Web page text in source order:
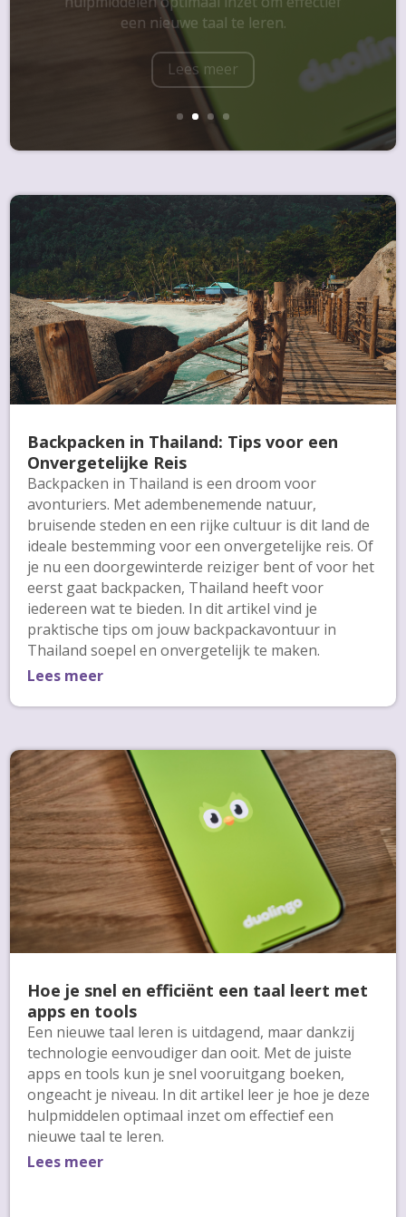
Lees meer
Backpacken in Thailand: Tips voor een
Onvergetelijke Reis
Backpacken in Thailand is een droom voor
avonturiers. Met adembenemende natuur,
bruisende steden en een rijke cultuur is dit land de
ideale bestemming voor een onvergetelijke reis. Of
je nu een doorgewinterde reiziger bent of voor het
eerst gaat backpacken, Thailand heeft voor
iedereen wat te bieden. In dit artikel vind je
praktische tips om jouw backpackavontuur in
Thailand soepel en onvergetelijk te maken.
Lees meer
Hoe je snel en efficiënt een taal leert met
apps en tools
Een nieuwe taal leren is uitdagend, maar dankzij
technologie eenvoudiger dan ooit. Met de juiste
apps en tools kun je snel vooruitgang boeken,
ongeacht je niveau. In dit artikel leer je hoe je deze
hulpmiddelen optimaal inzet om effectief een
nieuwe taal te leren.
Lees meer